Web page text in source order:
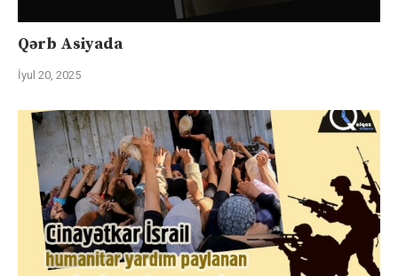
Qərb Asiyada
İyul 20, 2025